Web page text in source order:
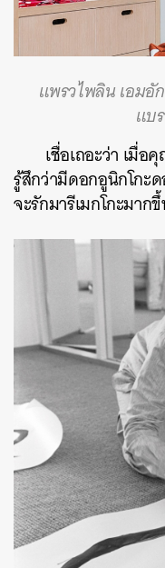
แพรวไพลิน เอมอั
แบ
เชื่อเถอะว่า เมื่
รู้สึกว่ามีดอกอูนิกโกะ
จะรักมารีเมกโกะมาก